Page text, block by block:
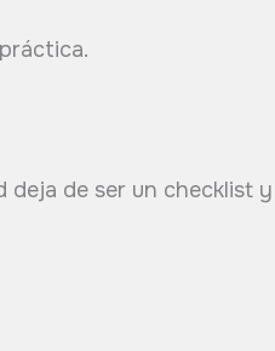
de ser un checklist